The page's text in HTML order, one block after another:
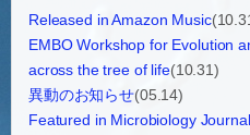
Released in Amazon Music
EMBO Workshop for Evolution
across the tree of life(10.31)
異動のお知らせ(05.14)
Featured in Microbiology